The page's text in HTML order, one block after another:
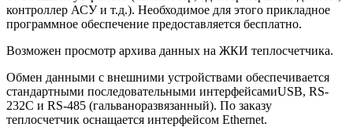
контроллер АСУ и т.д.). Необходимое для этого прикладное
программное обеспечение предоставляется бесплатно.
Возможен просмотр архива данных на ЖКИ теплосчетчика.
Обмен данными с внешними устройствами обеспечивается
стандартными последовательными интерфейсамиUSB, RS-
232С и RS-485 (гальваноразвязанный). По заказу
теплосчетчик оснащается интерфейсом Ethernet.